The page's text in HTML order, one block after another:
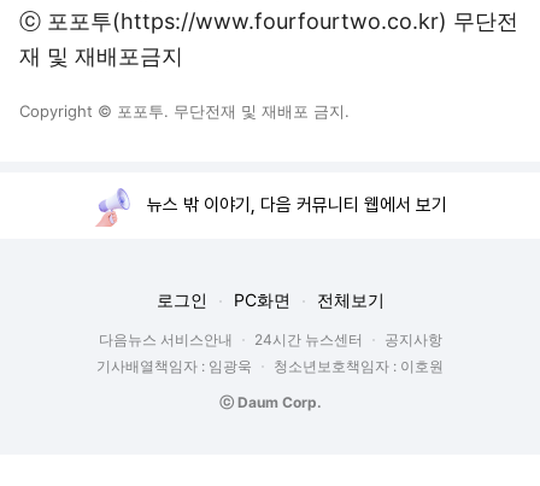
ⓒ 포포투(https://www.fourfourtwo.co.kr) 무단전
재 및 재배포금지
Copyright © 포포투. 무단전재 및 재배포 금지.
뉴스 밖 이야기, 다음 커뮤니티 웹에서 보기
로그인 PC화면 전체보기
다음뉴스 서비스안내 24시간 뉴스센터
공지사항
기사배열책임자 : 임광욱
청소년보호책임자 : 이호원
ⓒ Daum Corp.